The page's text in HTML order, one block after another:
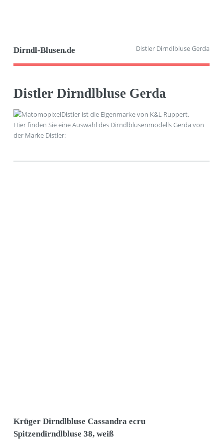
Dirndl-Blusen.de Distler Dirndlbluse Gerda
Distler Dirndlbluse Gerda
Distler ist die Eigenmarke von K&L Ruppert.
Hier finden Sie eine Auswahl des Dirndlblusenmodells Gerda von
der Marke Distler:
Krüger Dirndlbluse Cassandra ecru
Spitzendirndlbluse 38, weiß